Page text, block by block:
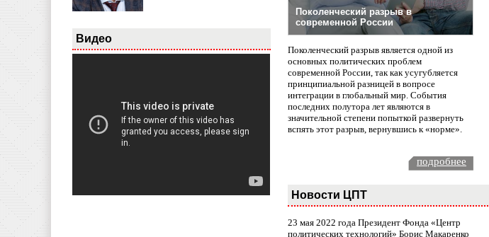
Видео
Поколенческий разрыв в
современной России
Поколенческий разрыв является одной из
основных политических проблем
современной России, так как усугубляется
принципиальной разницей в вопросе
интеграции в глобальный мир. События
последних полутора лет являются в
значительной степени попыткой развернуть
вспять этот разрыв, вернувшись к «норме».
подробнее
Новости ЦПТ
23 мая 2022 года Президент Фонда «Центр
политических технологий» Борис Макаренко